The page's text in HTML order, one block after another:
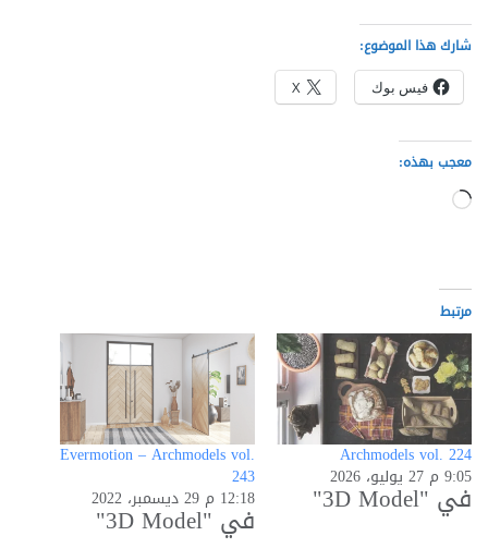
شارك هذا الموضوع:
فيس بوك X
معجب بهذه:
جاري
مرتبط
Archmodels vol. 224
9:05 م 27 يوليو، 2026
في "3D Model"
Evermotion – Archmodels vol.
243
12:18 م 29 ديسمبر، 2022
في "3D Model"